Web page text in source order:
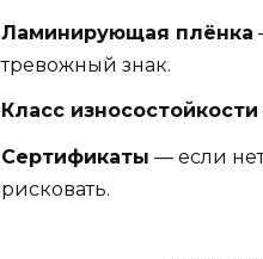
Ламинирующая плёнка
тревожный знак.
Класс износостойкости
Сертификаты — если
рисковать.